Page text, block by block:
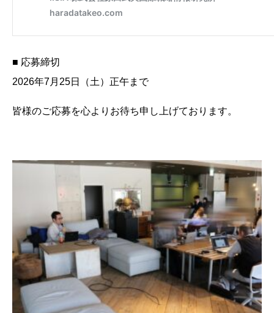
■ 応募締切
2026年7月25日（土）正午まで
皆様のご応募を心よりお待ち申し上げております。